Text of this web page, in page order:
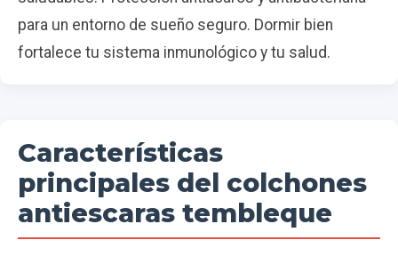
para un entorno de sueño seguro. Dormir bien
fortalece tu sistema inmunológico y tu salud.
Características
principales del colchones
antiescaras tembleque